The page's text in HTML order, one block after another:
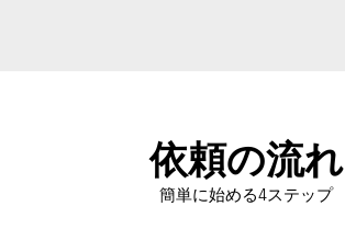
依頼の流れ
簡単に始める4ステップ